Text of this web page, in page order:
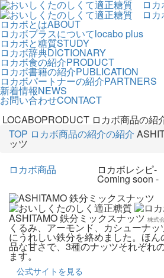
ロカボとはABOUT
ロカボプラスについてlocabo plus
ロカボと糖質STUDY
ロカボ辞典DICTIONARY
ロカボ食の紹介PRODUCT
ロカボ書籍の紹介PUBLICATION
ロカボパートナーの紹介PARTNERS
新着情報NEWS
お問い合わせCONTACT
LOCABOPRODUCT ロカボ商品の紹
TOP ロカボ商品の紹介の紹介
ッツ
ロカボ商品
ロカボレシピ-
Coming soon -
ASHITAMO 鉄分ミックスナッツ 株式
くるみ、アーモンド、カシューナ
にうれしい鉄分を絡めました。ほ
品な甘さで、3種のナッツそれぞれ
ます。
公式サイトを見る